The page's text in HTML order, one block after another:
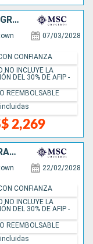
SAN VINCENT Y LAS GRANADINAS, GRENADA, ANTIGUA Y BARBUDA, SAN MARTÍN, DOMINICA, SANTA LUCIA, BARBADOS
07/03/2028
2,269
CONFIANZA
NO INCLUYE LA
DEL 30% DE AFIP -
REEMBOLSABLE
BARBADOS, SAN VINCENT Y LAS GRANADINAS, TRINIDAD Y TOBAGO, GRENADA, SAN MARTÍN, ANTIGUA Y BARBUDA, DOMINICA, SANTA LUCIA
22/02/2028
CONFIANZA
NO INCLUYE LA
DEL 30% DE AFIP -
REEMBOLSABLE